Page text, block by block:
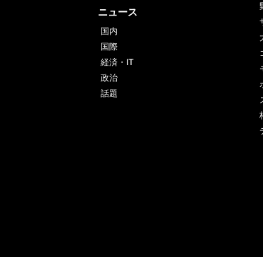
ニュース
国内
国際
経済・IT
政治
話題